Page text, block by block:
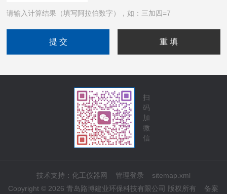
请输入计算结果（填写阿拉伯数字），如：三加四=7
扫
码
加
微
信
技术支持： 化工仪器网 管理登录
sitemap.xml
Copyright © 2026 青岛路博建业环保科技有限公司 版权所有 备案